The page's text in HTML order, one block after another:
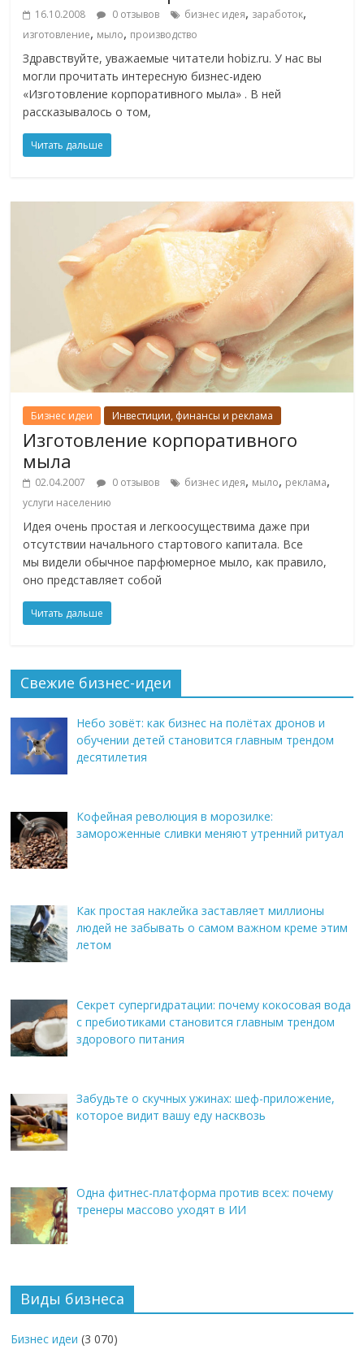
16.10.2008 0 отзывов бизнес идея, заработок,
изготовление, мыло, производство
Здравствуйте, уважаемые читатели hobiz.ru. У нас вы
могли прочитать интересную бизнес-идею
«Изготовление корпоративного мыла» . В ней
рассказывалось о том,
Читать дальше
Бизнес идеи Инвестиции, финансы и реклама
Изготовление корпоративного
мыла
02.04.2007 0 отзывов бизнес идея, мыло, реклама,
услуги населению
Идея очень простая и легкоосуществима даже при
отсутствии начального стартового капитала. Все
мы видели обычное парфюмерное мыло, как правило,
оно представляет собой
Читать дальше
Свежие бизнес-идеи
Небо зовёт: как бизнес на полётах дронов и
обучении детей становится главным трендом
десятилетия
Кофейная революция в морозилке:
замороженные сливки меняют утренний ритуал
Как простая наклейка заставляет миллионы
людей не забывать о самом важном креме этим
летом
Секрет супергидратации: почему кокосовая вода
с пребиотиками становится главным трендом
здорового питания
Забудьте о скучных ужинах: шеф-приложение,
которое видит вашу еду насквозь
Одна фитнес-платформа против всех: почему
тренеры массово уходят в ИИ
Виды бизнеса
Бизнес идеи (3 070)